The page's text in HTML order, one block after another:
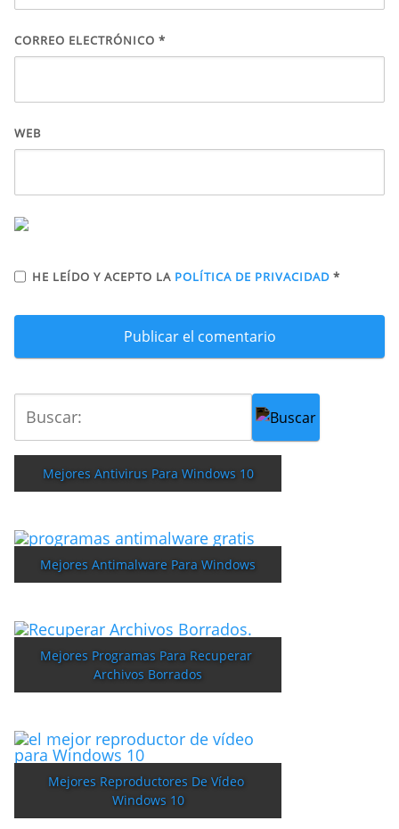
CORREO ELECTRÓNICO *
WEB
HE LEÍDO Y ACEPTO LA POLÍTICA DE PRIVACIDAD *
Mejores Antivirus Para Windows 10
Mejores Antimalware Para Windows
Mejores Programas Para Recuperar
Archivos Borrados
Mejores Reproductores De Vídeo
Windows 10